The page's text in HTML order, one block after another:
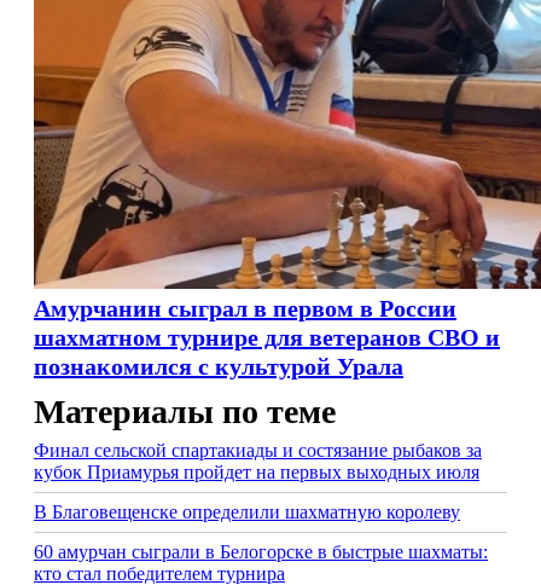
Амурчанин сыграл в первом в России
шахматном турнире для ветеранов СВО и
познакомился с культурой Урала
Материалы по теме
Финал сельской спартакиады и состязание рыбаков за
кубок Приамурья пройдет на первых выходных июля
В Благовещенске определили шахматную королеву
60 амурчан сыграли в Белогорске в быстрые шахматы:
кто стал победителем турнира